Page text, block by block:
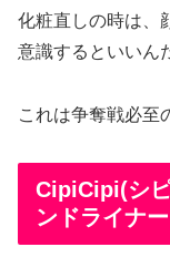
化粧直しの時は、
意識するといいん
これは争奪戦必至
CipiCipi(シ
ンドライナ